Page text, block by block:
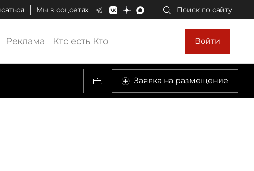
Мы в соцсетях: Поиск по сайту
Реклама Кто есть Кто Войти
Заявка на размещение